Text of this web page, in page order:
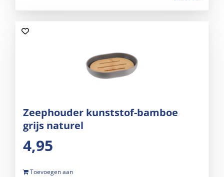
Zeephouder kunststof-bamboe
grijs naturel
4,95
Toevoegen aan